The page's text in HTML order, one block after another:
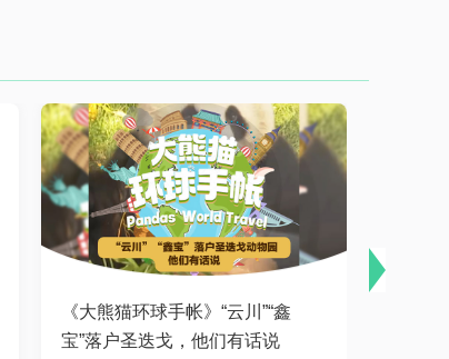
《大熊猫环球手帐》“云川”“鑫
宝”落户圣迭戈，他们有话说